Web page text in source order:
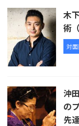
木
術
対
沖
の
先